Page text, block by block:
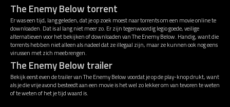
The Enemy Below torrent
Er was een tijd, lang geleden, dat je op zoek moest naar torrents om een movie online te
downloaden. Dat is al lang niet meer zo. Er zijn tegenwoordig legio goede, veilige
alternatieven voor het bekijken of downloaden van The Enemy Below. Handig, want die
torrents hebben niet alleen als nadeel dat ze illegaal zijn, maar ze kunnen ook nog eens
virussen met zich meebrengen.
The Enemy Below trailer
Bekijk eerst even de trailer van The Enemy Below voordat je op de play-knop drukt, want
als je die vrije avond besteedt aan een movie is het wel zo lekker om van tevoren te weten
of te weten of het je tijd waard is.